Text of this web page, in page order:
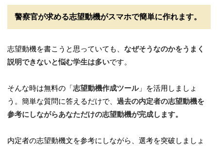
警察官が求める志望動機がスマホで簡単に作れます。
志望動機を書こうと思っていても、 なぜそうなのかをうまく
説明できないと悩む学生は多いです。
そんな時は無料の「志望動機作成ツール」を活用しましょ
う。簡単な質問に答えるだけで、 過去の内定者の志望動機を
参考にしながらあなただけの志望動機が完成します。
内定者の志望動機文を参考にしながら、選考を突破しましょ